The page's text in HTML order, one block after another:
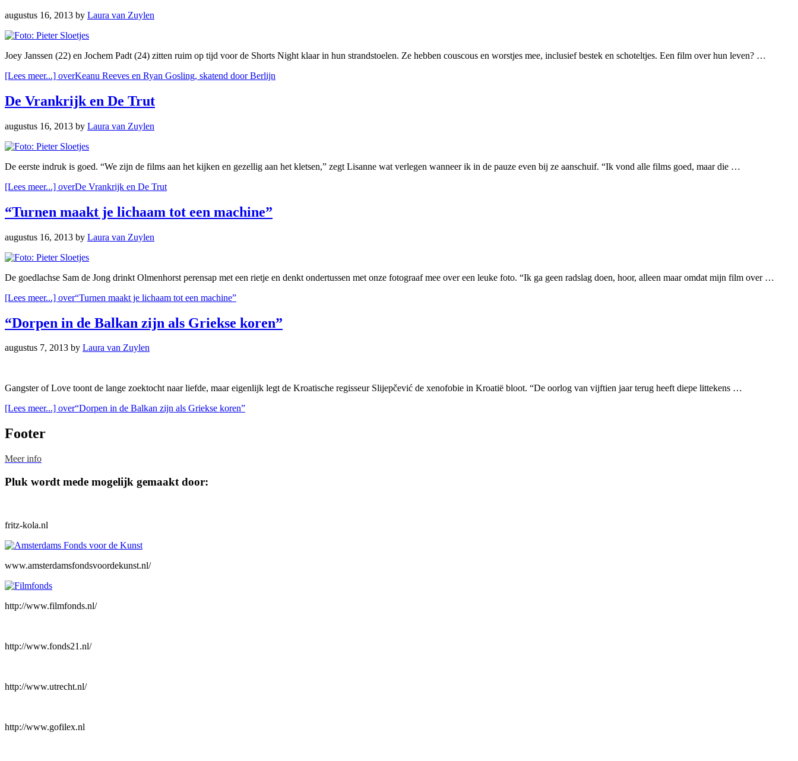
augustus 16, 2013 by Laura van Zuylen
Joey Janssen (22) en Jochem Padt (24) zitten ruim op tijd voor de Shorts Night klaar in hun strandstoelen. Ze hebben couscous en worstjes mee, inclusief bestek en schoteltjes. Een film over hun leven? …
[Lees meer...] overKeanu Reeves en Ryan Gosling, skatend door Berlijn
De Vrankrijk en De Trut
augustus 16, 2013 by Laura van Zuylen
De eerste indruk is goed. “We zijn de films aan het kijken en gezellig aan het kletsen,” zegt Lisanne wat verlegen wanneer ik in de pauze even bij ze aanschuif. “Ik vond alle films goed, maar die …
[Lees meer...] overDe Vrankrijk en De Trut
“Turnen maakt je lichaam tot een machine”
augustus 16, 2013 by Laura van Zuylen
De goedlachse Sam de Jong drinkt Olmenhorst perensap met een rietje en denkt ondertussen met onze fotograaf mee over een leuke foto. “Ik ga geen radslag doen, hoor, alleen maar omdat mijn film over …
[Lees meer...] over“Turnen maakt je lichaam tot een machine”
“Dorpen in de Balkan zijn als Griekse koren”
augustus 7, 2013 by Laura van Zuylen
Gangster of Love toont de lange zoektocht naar liefde, maar eigenlijk legt de Kroatische regisseur Slijepčević de xenofobie in Kroatië bloot. “De oorlog van vijftien jaar terug heeft diepe littekens …
[Lees meer...] over“Dorpen in de Balkan zijn als Griekse koren”
Footer
Meer info
Pluk wordt mede mogelijk gemaakt door:
fritz-kola.nl
www.amsterdamsfondsvoordekunst.nl/
http://www.filmfonds.nl/
http://www.fonds21.nl/
http://www.utrecht.nl/
http://www.gofilex.nl